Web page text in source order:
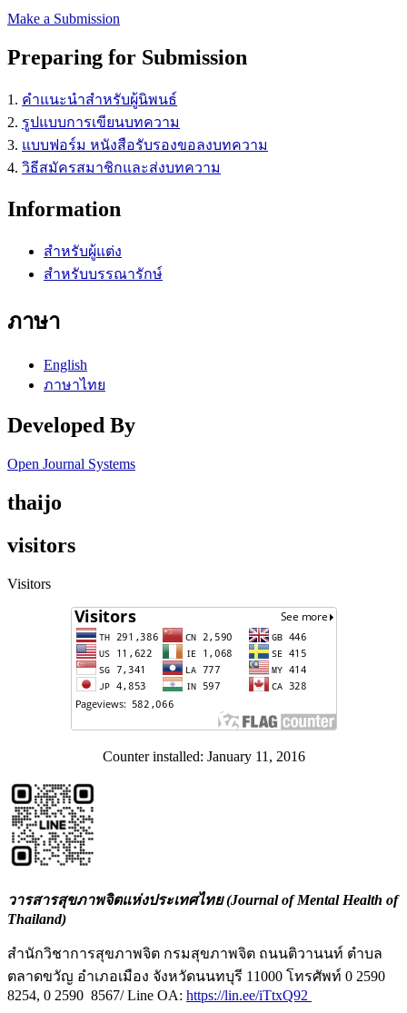
Make a Submission
Preparing for Submission
1. คำแนะนำสำหรับผู้นิพนธ์
2. รูปแบบการเขียนบทความ
3. แบบฟอร์ม หนังสือรับรองขอลงบทความ
4. วิธีสมัครสมาชิกและส่งบทความ
Information
สำหรับผู้แต่ง
สำหรับบรรณารักษ์
ภาษา
English
ภาษาไทย
Developed By
Open Journal Systems
thaijo
visitors
Visitors
Counter installed: January 11, 2016
วารสารสุขภาพจิตแห่งประเทศไทย (Journal of Mental Health of
Thailand)
สำนักวิชาการสุขภาพจิต กรมสุขภาพจิต ถนนติวานนท์ ตำบล
ตลาดขวัญ อำเภอเมือง จังหวัดนนทบุรี 11000 โทรศัพท์ 0 2590
8254, 0 2590 8567/ Line OA: https://lin.ee/iTtxQ92